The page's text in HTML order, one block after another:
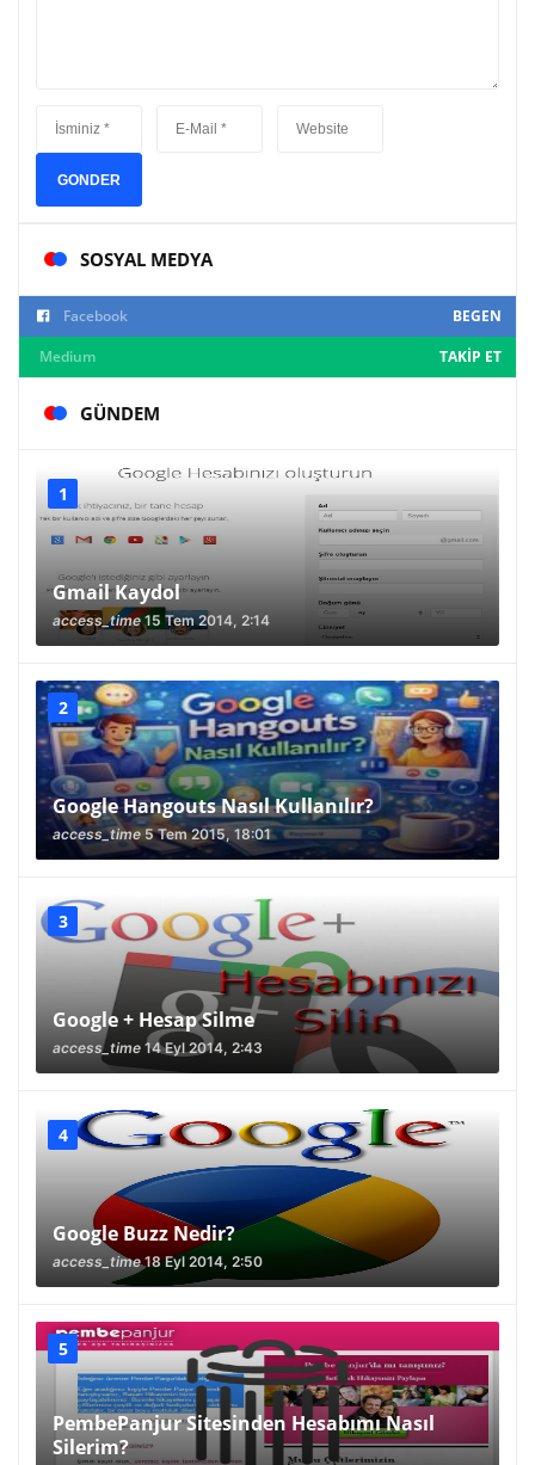
GONDER
SOSYAL MEDYA
Facebook
BEGEN
Medium
TAKIP ET
GÜNDEM
Gmail Kaydol
access_time15 Tem 2014, 2:14
Google Hangouts Nasıl Kullanılır?
access_time 5 Tem 2015, 18:01
Google + Hesap Silme
access_time 14 Eyl 2014, 2:43
Google Buzz Nedir?
access_time18 Eyl 2014, 2:50
PembePanjur Sitesinden Hesabımı Nasıl
Silerim?